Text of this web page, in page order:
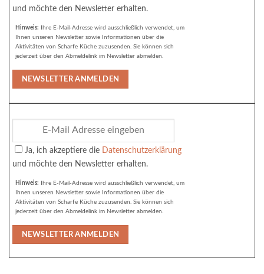
und möchte den Newsletter erhalten.
Hinweis: Ihre E-Mail-Adresse wird ausschließlich verwendet, um
Ihnen unseren Newsletter sowie Informationen über die
Aktivitäten von Scharfe Küche zuzusenden. Sie können sich
jederzeit über den Abmeldelink im Newsletter abmelden.
Ja, ich akzeptiere die
Datenschutzerklärung
und möchte den Newsletter erhalten.
Hinweis: Ihre E-Mail-Adresse wird ausschließlich verwendet, um
Ihnen unseren Newsletter sowie Informationen über die
Aktivitäten von Scharfe Küche zuzusenden. Sie können sich
jederzeit über den Abmeldelink im Newsletter abmelden.